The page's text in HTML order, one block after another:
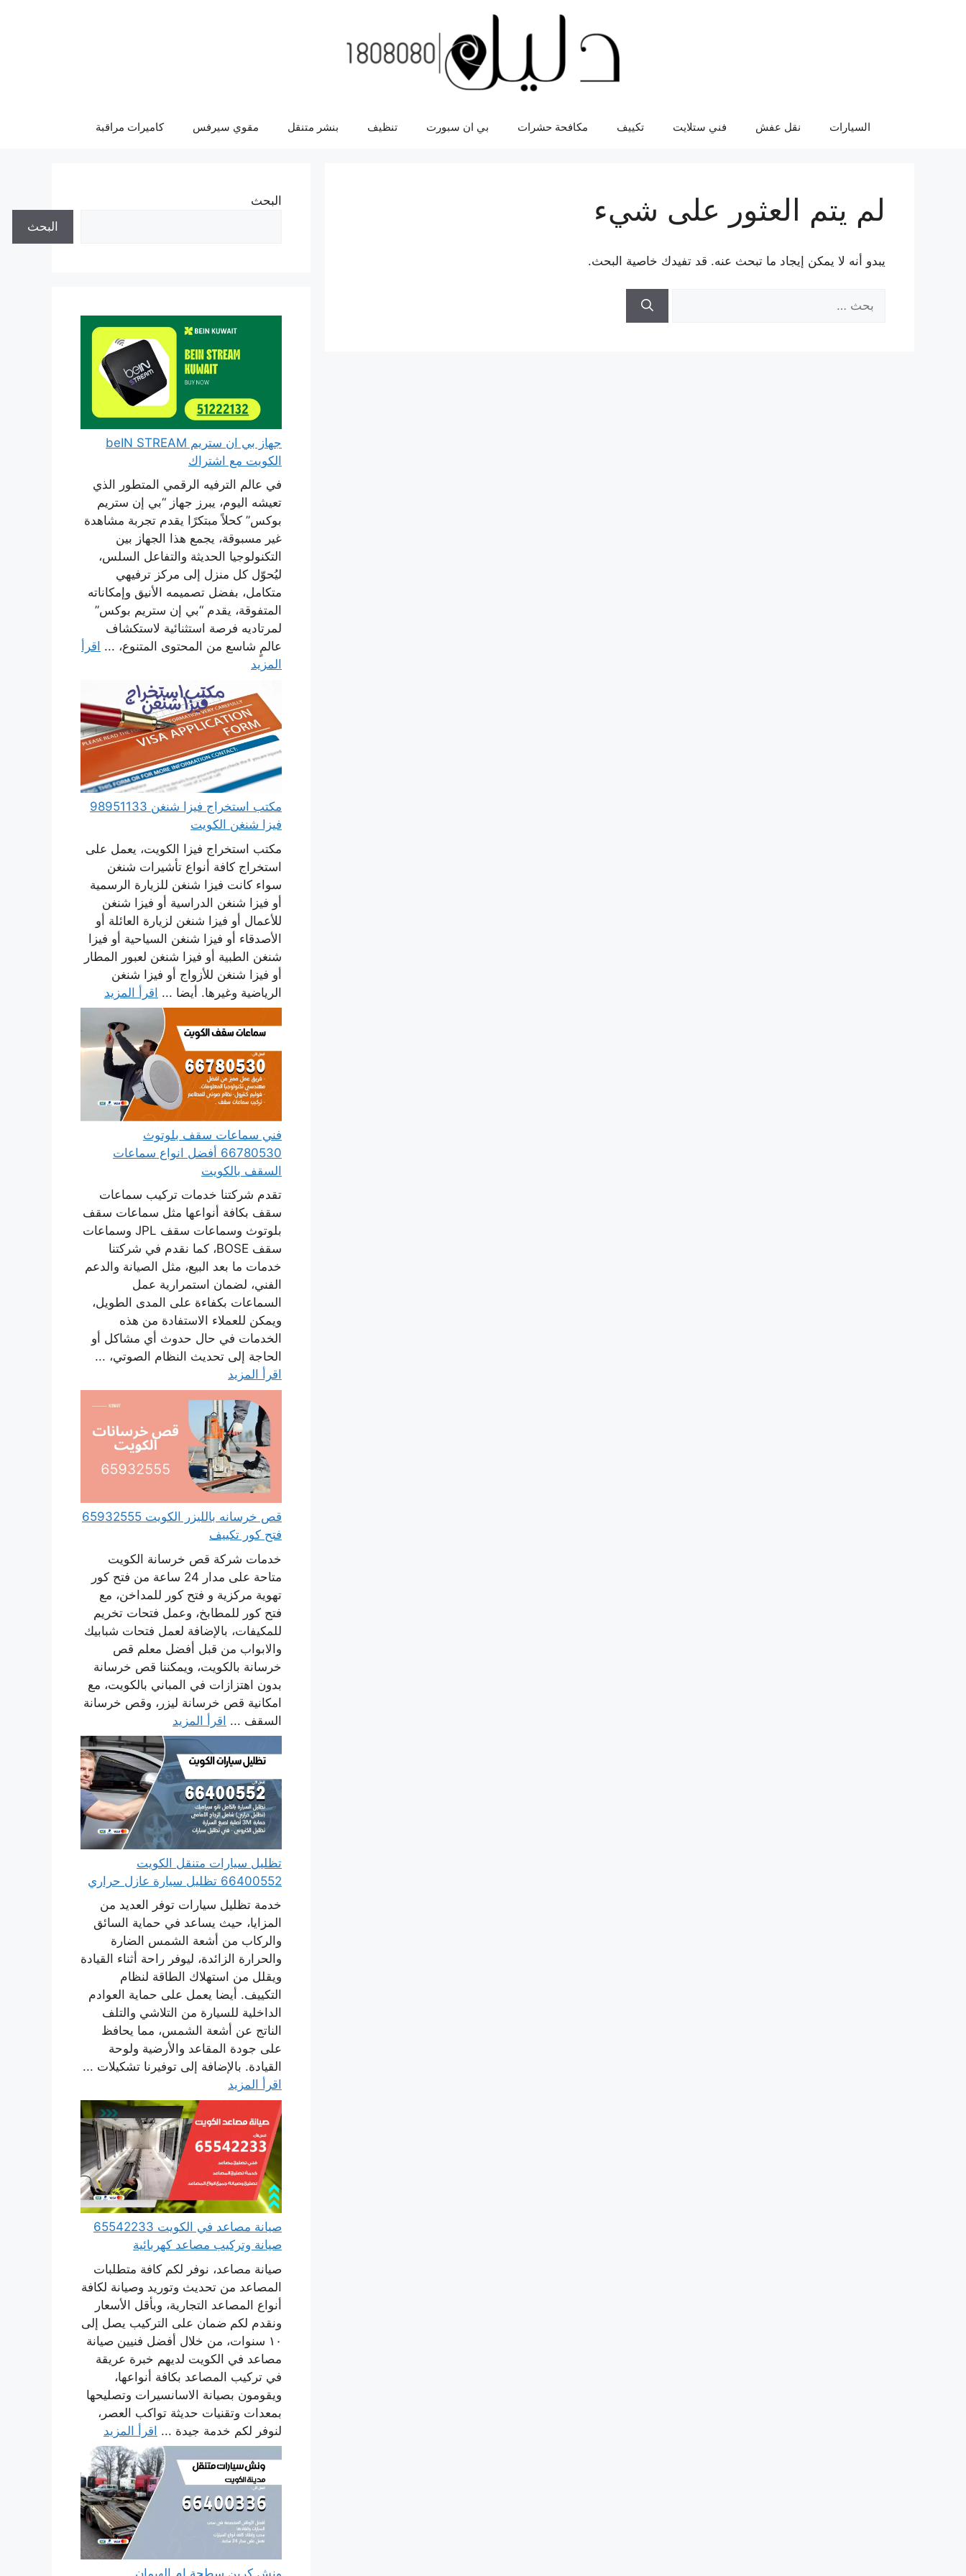
السيارات نقل عفش فني ستلايت تكييف مكافحة حشرات بي ان سبورت تنظيف بنشر متنقل مقوي سيرفس كاميرات مراقبة
لم يتم العثور على شيء
يبدو أنه لا يمكن إيجاد ما تبحث عنه. قد تفيدك خاصية البحث.
عن:
البحث
البحث
جهاز بي ان ستريم beIN STREAM
الكويت مع اشتراك
في عالم الترفيه الرقمي المتطور الذي
تعيشه اليوم، يبرز جهاز “بي إن ستريم
بوكس” كحلاً مبتكرًا يقدم تجربة مشاهدة
غير مسبوقة، يجمع هذا الجهاز بين
التكنولوجيا الحديثة والتفاعل السلس،
ليُحوّل كل منزل إلى مركز ترفيهي
متكامل، بفضل تصميمه الأنيق وإمكاناته
المتفوقة، يقدم “بي إن ستريم بوكس”
لمرتاديه فرصة استثنائية لاستكشاف
عالمٍ شاسع من المحتوى المتنوع، ... اقرأ
المزيد
مكتب استخراج فيزا شنغن 98951133
فيزا شنغن الكويت
مكتب استخراج فيزا الكويت، يعمل على
استخراج كافة أنواع تأشيرات شنغن
سواء كانت فيزا شنغن للزيارة الرسمية
أو فيزا شنغن الدراسية أو فيزا شنغن
للأعمال أو فيزا شنغن لزيارة العائلة أو
الأصدقاء أو فيزا شنغن السياحية أو فيزا
شنغن الطبية أو فيزا شنغن لعبور المطار
أو فيزا شنغن للأزواج أو فيزا شنغن
الرياضية وغيرها. أيضا ... اقرأ المزيد
فني سماعات سقف بلوتوث
66780530 أفضل انواع سماعات
السقف بالكويت
تقدم شركتنا خدمات تركيب سماعات
سقف بكافة أنواعها مثل سماعات سقف
بلوتوث وسماعات سقف JPL وسماعات
سقف BOSE، كما نقدم في شركتنا
خدمات ما بعد البيع، مثل الصيانة والدعم
الفني، لضمان استمرارية عمل
السماعات بكفاءة على المدى الطويل،
ويمكن للعملاء الاستفادة من هذه
الخدمات في حال حدوث أي مشاكل أو
الحاجة إلى تحديث النظام الصوتي، ...
اقرأ المزيد
قص خرسانه بالليزر الكويت 65932555
فتح كور تكييف
خدمات شركة قص خرسانة الكويت
متاحة على مدار 24 ساعة من فتح كور
تهوية مركزية و فتح كور للمداخن، مع
فتح كور للمطابخ، وعمل فتحات تخريم
للمكيفات، بالإضافة لعمل فتحات شبابيك
والابواب من قبل أفضل معلم قص
خرسانة بالكويت، ويمكننا قص خرسانة
بدون اهتزازات في المباني بالكويت، مع
امكانية قص خرسانة ليزر، وقص خرسانة
السقف ... اقرأ المزيد
تظليل سيارات متنقل الكويت
66400552 تظليل سيارة عازل حراري
خدمة تظليل سيارات توفر العديد من
المزايا، حيث يساعد في حماية السائق
والركاب من أشعة الشمس الضارة
والحرارة الزائدة، ليوفر راحة أثناء القيادة
ويقلل من استهلاك الطاقة لنظام
التكييف. أيضا يعمل على حماية العوادم
الداخلية للسيارة من التلاشي والتلف
الناتج عن أشعة الشمس، مما يحافظ
على جودة المقاعد والأرضية ولوحة
القيادة. بالإضافة إلى توفيرنا تشكيلات ...
اقرأ المزيد
صيانة مصاعد في الكويت 65542233
صيانة وتركيب مصاعد كهربائية
صيانة مصاعد، نوفر لكم كافة متطلبات
المصاعد من تحديث وتوريد وصيانة لكافة
أنواع المصاعد التجارية، وبأقل الأسعار
ونقدم لكم ضمان على التركيب يصل إلى
١٠ سنوات، من خلال أفضل فنيين صيانة
مصاعد في الكويت لديهم خبرة عريقة
في تركيب المصاعد بكافة أنواعها،
ويقومون بصيانة الاسانسيرات وتصليحها
بمعدات وتقنيات حديثة تواكب العصر،
لنوفر لكم خدمة جيدة ... اقرأ المزيد
ونش كرين سطحة ام الهيمان